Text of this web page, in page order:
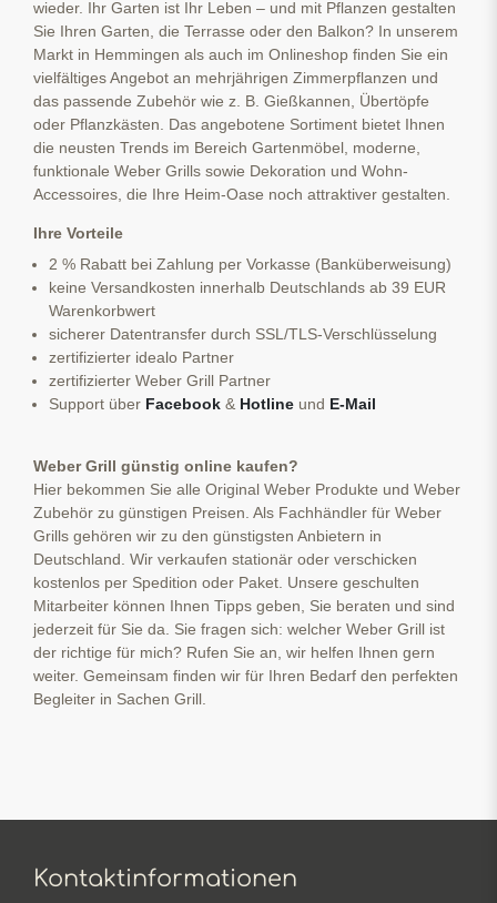
wieder. Ihr Garten ist Ihr Leben – und mit Pflanzen gestalten
Sie Ihren Garten, die Terrasse oder den Balkon? In unserem
Markt in Hemmingen als auch im Onlineshop finden Sie ein
vielfältiges Angebot an mehrjährigen Zimmerpflanzen und
das passende Zubehör wie z. B. Gießkannen, Übertöpfe
oder Pflanzkästen. Das angebotene Sortiment bietet Ihnen
die neusten Trends im Bereich Gartenmöbel, moderne,
funktionale Weber Grills sowie Dekoration und Wohn-
Accessoires, die Ihre Heim-Oase noch attraktiver gestalten.
Ihre Vorteile
2 % Rabatt bei Zahlung per Vorkasse (Banküberweisung)
keine Versandkosten innerhalb Deutschlands ab 39 EUR
Warenkorbwert
sicherer Datentransfer durch SSL/TLS-Verschlüsselung
zertifizierter idealo Partner
zertifizierter Weber Grill Partner
Support über Facebook & Hotline und E-Mail
Weber Grill günstig online kaufen?
Hier bekommen Sie alle Original Weber Produkte und Weber
Zubehör zu günstigen Preisen. Als Fachhändler für Weber
Grills gehören wir zu den günstigsten Anbietern in
Deutschland. Wir verkaufen stationär oder verschicken
kostenlos per Spedition oder Paket. Unsere geschulten
Mitarbeiter können Ihnen Tipps geben, Sie beraten und sind
jederzeit für Sie da. Sie fragen sich: welcher Weber Grill ist
der richtige für mich? Rufen Sie an, wir helfen Ihnen gern
weiter. Gemeinsam finden wir für Ihren Bedarf den perfekten
Begleiter in Sachen Grill.
Kontaktinformationen